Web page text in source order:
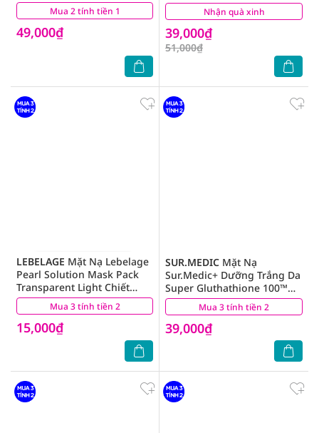
Mua 2 tính tiền 1
49,000₫
(0) Nhận quà xinh
39,000₫
51,000₫
(1)
Mua 3 tính tiền 2
LEBELAGE Mặt Nạ Lebelage
Pearl Solution Mask Pack
Transparent Light Chiết
Xuất Ngọc Trai 25g
15,000₫
(10) Mua 3 tính tiền 2
SUR.MEDIC Mặt Nạ
Sur.Medic+ Dưỡng Trắng Da
Super Gluthathione 100™
Bright Mask 30g
39,000₫
(8)